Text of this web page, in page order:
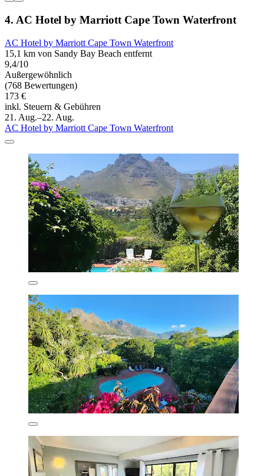
4. AC Hotel by Marriott Cape Town Waterfront
AC Hotel by Marriott Cape Town Waterfront
15,1 km von Sandy Bay Beach entfernt
9,4/10
Außergewöhnlich
(768 Bewertungen)
173 €
inkl. Steuern & Gebühren
21. Aug.–22. Aug.
AC Hotel by Marriott Cape Town Waterfront